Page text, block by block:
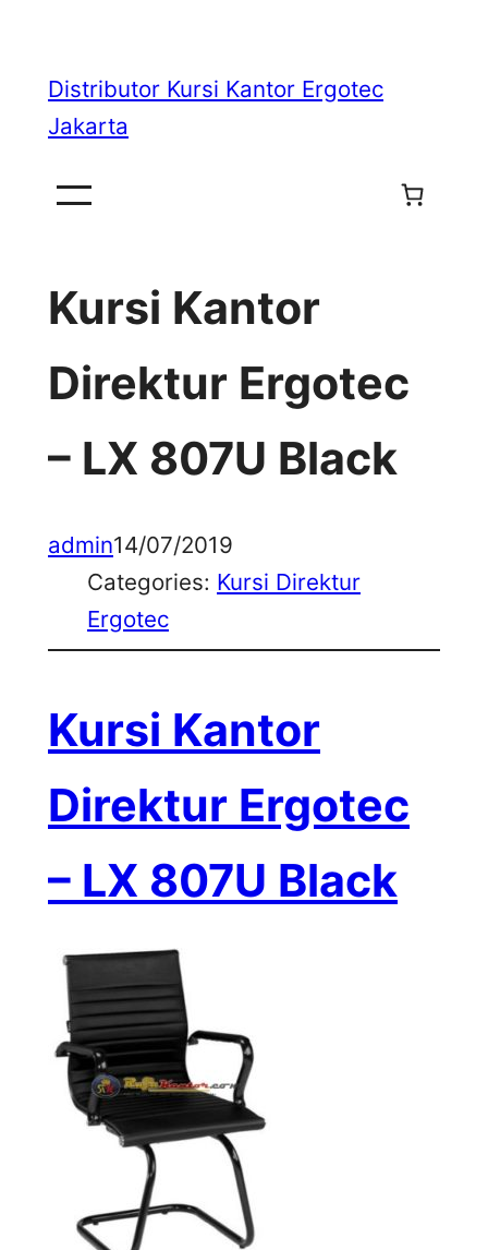
content
Distributor Kursi Kantor Ergotec
Jakarta
Kursi Kantor
Direktur Ergotec
– LX 807U Black
admin14/07/2019
Categories: Kursi Direktur
Ergotec
Kursi Kantor
Direktur Ergotec
– LX 807U Black